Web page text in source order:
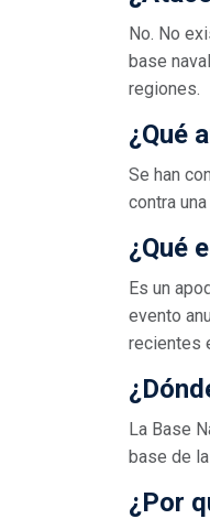
No. No
base
regiones.
¿Qué
Se han
contra
¿Qué
Es un
evento
recientes
La Base
base de
¿Por